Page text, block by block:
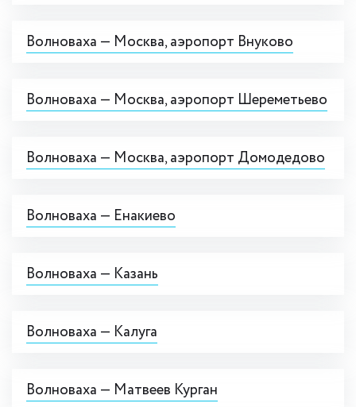
Волноваха — Москва, аэропорт Внуково
Волноваха — Москва, аэропорт Шереметьево
Волноваха — Москва, аэропорт Домодедово
Волноваха — Енакиево
Волноваха — Казань
Волноваха — Калуга
Волноваха — Матвеев Курган